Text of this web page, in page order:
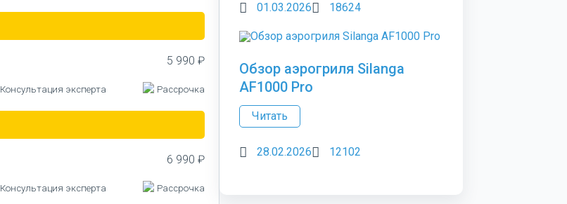
5 990 ₽
Консультация эксперта Рассрочка
6 990 ₽
Консультация эксперта Рассрочка
01.03.2026 18624
Обзор аэрогриля Silanga
AF1000 Pro
Читать
28.02.2026 12102